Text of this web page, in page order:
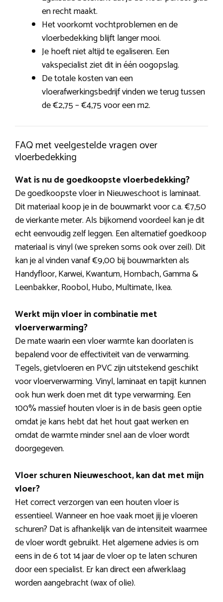
en recht maakt.
Het voorkomt vochtproblemen en de
vloerbedekking blijft langer mooi.
Je hoeft niet altijd te egaliseren. Een
vakspecialist ziet dit in één oogopslag.
De totale kosten van een
vloerafwerkingsbedrijf vinden we terug tussen
de €2,75 – €4,75 voor een m2.
FAQ met veelgestelde vragen over
vloerbedekking
Wat is nu de goedkoopste vloerbedekking?
De goedkoopste vloer in Nieuweschoot is laminaat.
Dit materiaal koop je in de bouwmarkt voor c.a. €7,50
de vierkante meter. Als bijkomend voordeel kan je dit
echt eenvoudig zelf leggen. Een alternatief goedkoop
materiaal is vinyl (we spreken soms ook over zeil). Dit
kan je al vinden vanaf €9,00 bij bouwmarkten als
Handyfloor, Karwei, Kwantum, Hornbach, Gamma &
Leenbakker, Roobol, Hubo, Multimate, Ikea.
Werkt mijn vloer in combinatie met
vloerverwarming?
De mate waarin een vloer warmte kan doorlaten is
bepalend voor de effectiviteit van de verwarming.
Tegels, gietvloeren en PVC zijn uitstekend geschikt
voor vloerverwarming. Vinyl, laminaat en tapijt kunnen
ook hun werk doen met dit type verwarming. Een
100% massief houten vloer is in de basis geen optie
omdat je kans hebt dat het hout gaat werken en
omdat de warmte minder snel aan de vloer wordt
doorgegeven.
Vloer schuren Nieuweschoot, kan dat met mijn
vloer?
Het correct verzorgen van een houten vloer is
essentieel. Wanneer en hoe vaak moet jij je vloeren
schuren? Dat is afhankelijk van de intensiteit waarmee
de vloer wordt gebruikt. Het algemene advies is om
eens in de 6 tot 14 jaar de vloer op te laten schuren
door een specialist. Er kan direct een afwerklaag
worden aangebracht (wax of olie).